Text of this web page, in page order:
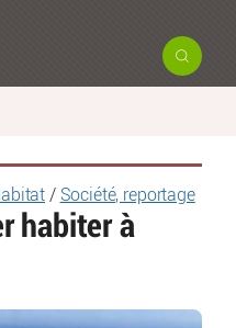
/ Société, reportage
habiter à